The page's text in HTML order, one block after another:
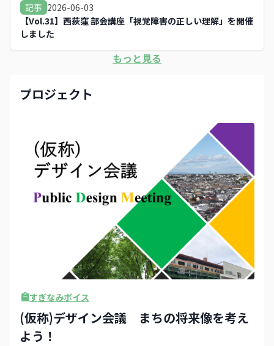
記事 2026-06-03
【Vol.31】西荻窪 部会講座「視覚障害の正しい理解」を開催
しました
もっと見る
プロジェクト
すぎなみボイス
(仮称)デザイン会議 まちの将来像を考え
よう！